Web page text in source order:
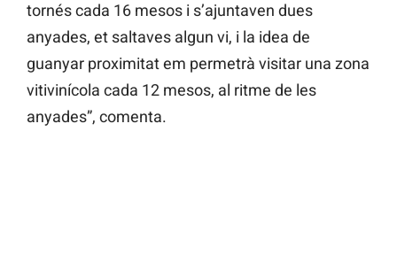
tornés cada 16 mesos i s’ajuntaven dues
anyades, et saltaves algun vi, i la idea de
guanyar proximitat em permetrà visitar una zona
vitivinícola cada 12 mesos, al ritme de les
anyades”, comenta.